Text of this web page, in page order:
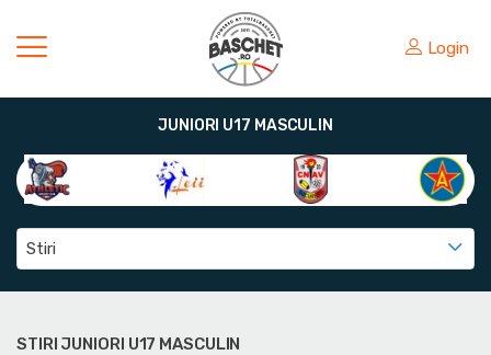
Login
JUNIORI U17 MASCULIN
Stiri
STIRI JUNIORI U17 MASCULIN